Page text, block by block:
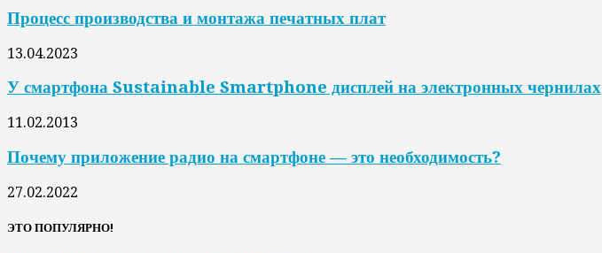
Процесс производства и монтажа печатных плат
13.04.2023
У смартфона Sustainable Smartphone дисплей на электронных чернилах
11.02.2013
Почему приложение радио на смартфоне — это необходимость?
27.02.2022
ЭТО ПОПУЛЯРНО!